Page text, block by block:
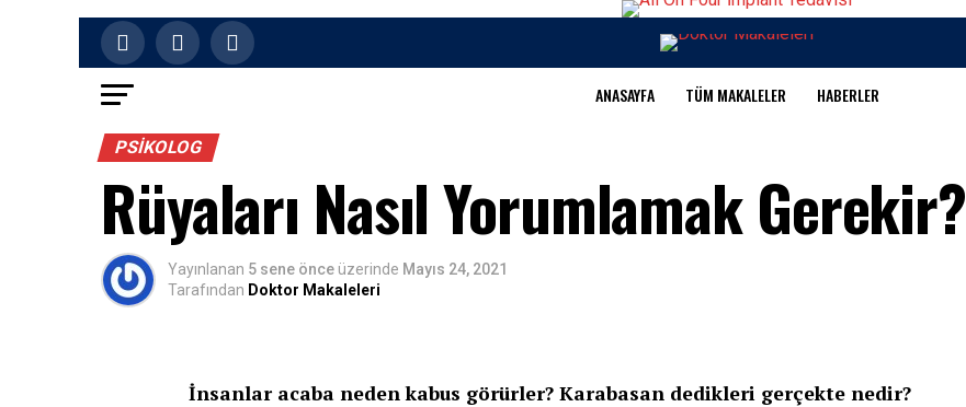
ANASAYFA TÜM MAKALELER HABERLER
PSIKOLOG
Rüyaları Nasıl Yorumlamak Gerekir?
Yayınlanan 5 sene önce üzerinde Mayıs 24, 2021
Tarafından Doktor Makaleleri
İnsanlar acaba neden kabus görürler? Karabasan dedikleri gerçekte nedir?